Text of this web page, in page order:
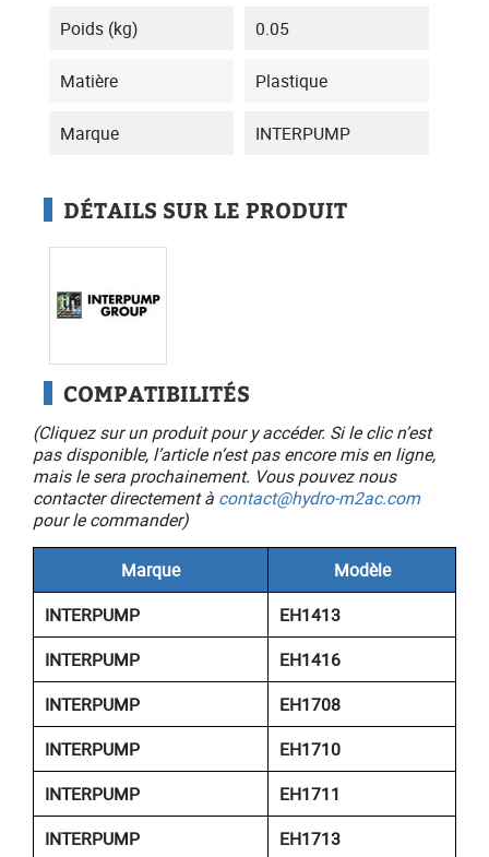
Poids (kg) 0.05
Matière Plastique
Marque INTERPUMP
DÉTAILS SUR LE PRODUIT
COMPATIBILITÉS
(Cliquez sur un produit pour y accéder. Si le clic n’est
pas disponible, l’article n’est pas encore mis en ligne,
mais le sera prochainement. Vous pouvez nous
contacter directement à contact@hydro-m2ac.com
pour le commander)
Marque
Modèle
INTERPUMP
EH1413
INTERPUMP
EH1416
INTERPUMP
EH1708
INTERPUMP
EH1710
INTERPUMP
EH1711
INTERPUMP
EH1713